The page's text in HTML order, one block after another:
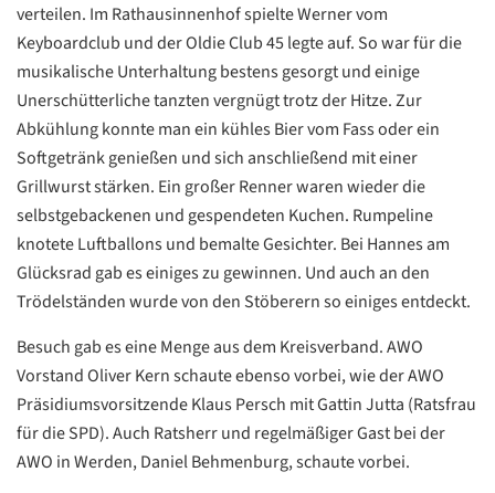
verteilen. Im Rathausinnenhof spielte Werner vom
Keyboardclub und der Oldie Club 45 legte auf. So war für die
musikalische Unterhaltung bestens gesorgt und einige
Unerschütterliche tanzten vergnügt trotz der Hitze. Zur
Abkühlung konnte man ein kühles Bier vom Fass oder ein
Softgetränk genießen und sich anschließend mit einer
Grillwurst stärken. Ein großer Renner waren wieder die
selbstgebackenen und gespendeten Kuchen. Rumpeline
knotete Luftballons und bemalte Gesichter. Bei Hannes am
Glücksrad gab es einiges zu gewinnen. Und auch an den
Trödelständen wurde von den Stöberern so einiges entdeckt.
Besuch gab es eine Menge aus dem Kreisverband. AWO
Vorstand Oliver Kern schaute ebenso vorbei, wie der AWO
Präsidiumsvorsitzende Klaus Persch mit Gattin Jutta (Ratsfrau
für die SPD). Auch Ratsherr und regelmäßiger Gast bei der
AWO in Werden, Daniel Behmenburg, schaute vorbei.
Google
Datenschutzerklärung
Übersetzen